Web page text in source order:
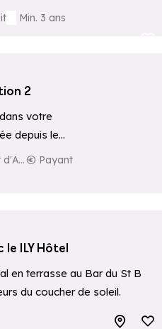
vous festif à
Min. 3 ans
2
votre
depuis le
Payant
le ILY Hôtel
en terrasse au Bar du St B
du coucher de soleil.
Ajouter